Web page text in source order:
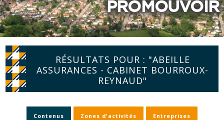
PROMOUVOIR
RÉSULTATS POUR : "ABEILLE
ASSURANCES - CABINET BOURROUX-
REYNAUD"
Contenus Zones d'activités Entreprises